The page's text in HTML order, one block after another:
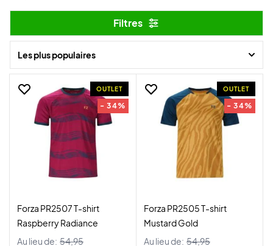
et obtenez de la qualité à bas prix.
Dépêchez-vous si vous osez !
Filtres
Les plus populaires
OUTLET
- 34%
Forza PR2507 T-shirt
Raspberry Radiance
Au lieu de: 54,95
OUTLET
- 34%
Forza PR2505 T-shirt
Mustard Gold
Au lieu de: 54,95